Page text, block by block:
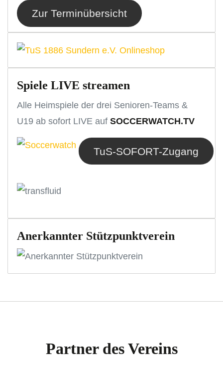
Zur Terminübersicht
Spiele LIVE streamen
Alle Heimspiele der drei Senioren-Teams &
U19 ab sofort LIVE aufSOCCERWATCH.TV
TuS-SOFORT-Zugang
Anerkannter Stützpunktverein
Partner des Vereins